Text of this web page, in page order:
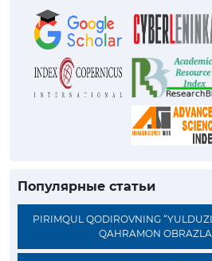
Популярные статьи
PIRIMQUL QODIROVNING
QAHRAMON